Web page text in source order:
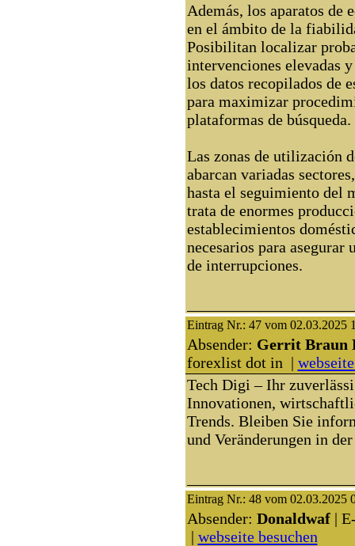
Además, los aparatos de
en el ámbito de la
Posibilitan localizar
intervenciones elevadas
los datos recopilados de
para maximizar
plataformas de búsqueda.
Las zonas de utilización
abarcan variadas
hasta el seguimiento del
trata de enormes
establecimientos
necesarios para asegurar
de interrupciones.
Eintrag Nr.: 47 vom 02.03.2025
Absender: Gerrit Braun
forexlist dot in |
Tech Digi – Ihr
Innovationen,
Trends. Bleiben Sie
und Veränderungen in
Eintrag Nr.: 48 vom 02.03.2025
Absender: Donaldwaf|
| webseite besuchen